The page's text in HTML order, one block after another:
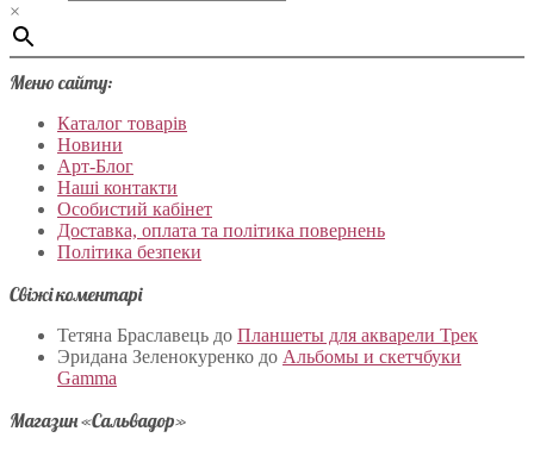
×
Меню сайту:
Каталог товарів
Новини
Арт-Блог
Наші контакти
Особистий кабінет
Доставка, оплата та політика повернень
Політика безпеки
Свіжі коментарі
Тетяна Браславець до Планшеты для акварели Трек
Эридана Зеленокуренко до Альбомы и скетчбуки
Gamma
Магазин «Сальвадор»